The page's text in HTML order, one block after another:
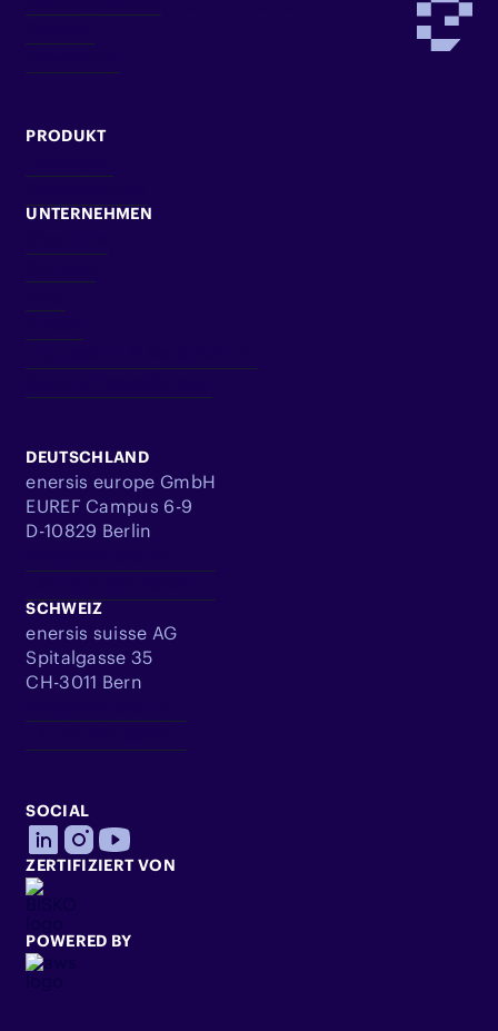
PRODUKT
UNTERNEHMEN
DEUTSCHLAND
enersis europe GmbH
EUREF Campus 6-9
D-10829 Berlin
SCHWEIZ
enersis suisse AG
Spitalgasse 35
CH-3011 Bern
SOCIAL
ZERTIFIZIERT VON
POWERED BY